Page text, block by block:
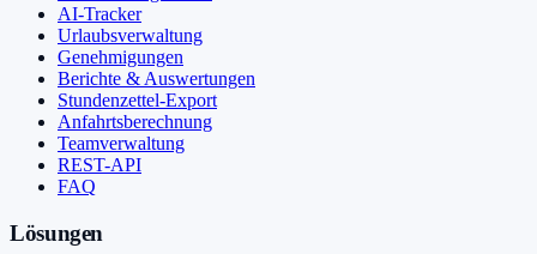
AI-Tracker
Urlaubsverwaltung
Genehmigungen
Berichte & Auswertungen
Stundenzettel-Export
Anfahrtsberechnung
Teamverwaltung
REST-API
FAQ
Lösungen